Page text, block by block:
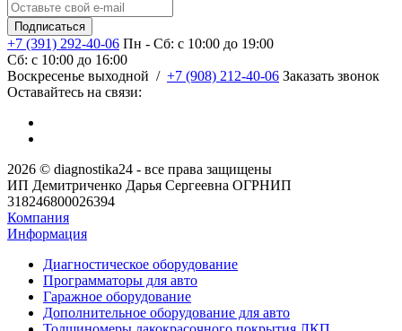
+7 (391) 292-40-06 Пн - Сб: c 10:00 до 19:00
Сб: c 10:00 до 16:00
​Воскресенье выходной / +7 (908) 212-40-06 Заказать звонок
Оставайтесь на связи:
2026 © diagnostika24 - все права защищены
ИП Демитриченко Дарья Сергеевна ОГРНИП
318246800026394
Компания
Информация
Диагностическое оборудование
Программаторы для авто
Гаражное оборудование
Дополнительное оборудование для авто